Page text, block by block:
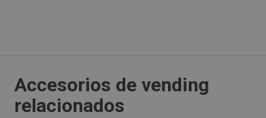
Código Postal:
Accesorios de vending
relacionados